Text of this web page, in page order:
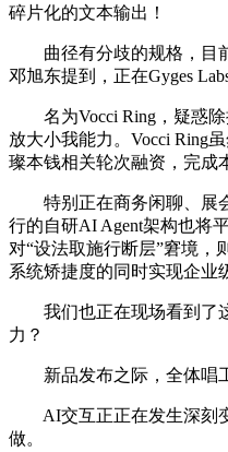
碎片化的文本输出！
曲径有分歧的规格，目前
邓旭东提到，正在Gyges
名为Vocci Ring，疑惑除
放大小我能力。Vocci Ring
璨本钱相关轮次融资，完成
特别正在商务闲聊、展会
行的自研AI Agent架构也将
对“设法取施行断层”窘境，
系统矫捷度的同时实现企业
我们也正在现场看到了这
力？
新品发布之际，全体唱工
AI交互正正在发生深刻变
做。